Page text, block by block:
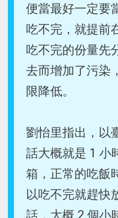
便當最好一定要
吃不完，就提前
吃不完的份量先
去而增加了污染
限降低。
劉怡里指出，以
話大概就是 1 小
箱，正常的吃飯
以吃不完就趕快
話，大概 2 個小